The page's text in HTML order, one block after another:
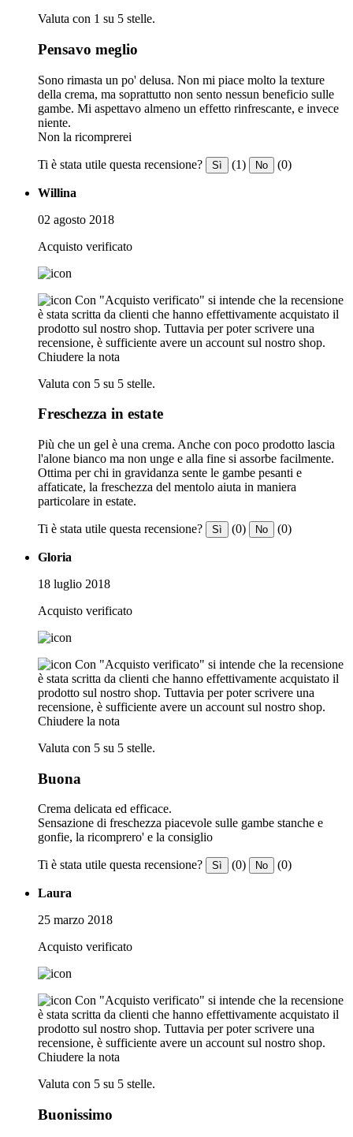
Valuta con 1 su 5 stelle.
Pensavo meglio
Sono rimasta un po' delusa. Non mi piace molto la texture
della crema, ma soprattutto non sento nessun beneficio sulle
gambe. Mi aspettavo almeno un effetto rinfrescante, e invece
niente.
Non la ricomprerei
Ti è stata utile questa recensione? Sì (1) No (0)
Willina
02 agosto 2018
Acquisto verificato
Con "Acquisto verificato" si intende che la recensione
è stata scritta da clienti che hanno effettivamente acquistato il
prodotto sul nostro shop. Tuttavia per poter scrivere una
recensione, è sufficiente avere un account sul nostro shop.
Chiudere la nota
Valuta con 5 su 5 stelle.
Freschezza in estate
Più che un gel è una crema. Anche con poco prodotto lascia
l'alone bianco ma non unge e alla fine si assorbe facilmente.
Ottima per chi in gravidanza sente le gambe pesanti e
affaticate, la freschezza del mentolo aiuta in maniera
particolare in estate.
Ti è stata utile questa recensione? Sì (0) No (0)
Gloria
18 luglio 2018
Acquisto verificato
Con "Acquisto verificato" si intende che la recensione
è stata scritta da clienti che hanno effettivamente acquistato il
prodotto sul nostro shop. Tuttavia per poter scrivere una
recensione, è sufficiente avere un account sul nostro shop.
Chiudere la nota
Valuta con 5 su 5 stelle.
Buona
Crema delicata ed efficace.
Sensazione di freschezza piacevole sulle gambe stanche e
gonfie, la ricomprero' e la consiglio
Ti è stata utile questa recensione? Sì (0) No (0)
Laura
25 marzo 2018
Acquisto verificato
Con "Acquisto verificato" si intende che la recensione
è stata scritta da clienti che hanno effettivamente acquistato il
prodotto sul nostro shop. Tuttavia per poter scrivere una
recensione, è sufficiente avere un account sul nostro shop.
Chiudere la nota
Valuta con 5 su 5 stelle.
Buonissimo